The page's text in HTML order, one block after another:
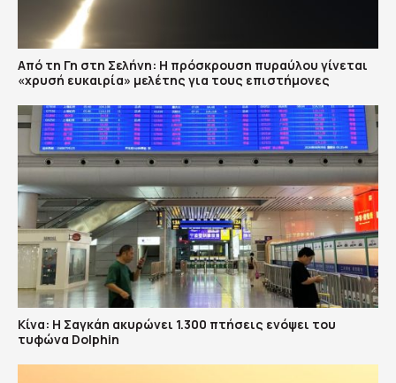
Από τη Γη στη Σελήνη: Η πρόσκρουση πυραύλου γίνεται
«χρυσή ευκαιρία» μελέτης για τους επιστήμονες
Κίνα: Η Σαγκάη ακυρώνει 1.300 πτήσεις ενόψει του
τυφώνα Dolphin